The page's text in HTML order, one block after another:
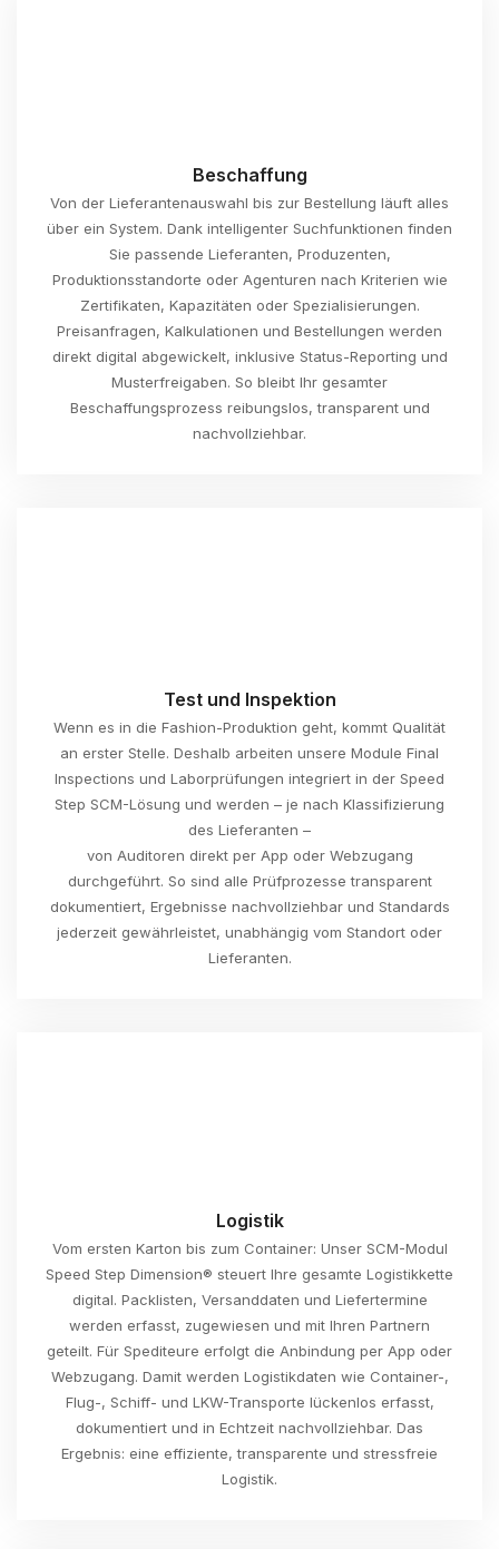
Beschaffung
Von der Lieferantenauswahl bis zur Bestellung läuft alles
über ein System. Dank intelligenter Suchfunktionen finden
Sie passende Lieferanten, Produzenten,
Produktionsstandorte oder Agenturen nach Kriterien wie
Zertifikaten, Kapazitäten oder Spezialisierungen.
Preisanfragen, Kalkulationen und Bestellungen werden
direkt digital abgewickelt, inklusive Status-Reporting und
Musterfreigaben. So bleibt Ihr gesamter
Beschaffungsprozess reibungslos, transparent und
nachvollziehbar.
Test und Inspektion
Wenn es in die Fashion-Produktion geht, kommt Qualität
an erster Stelle. Deshalb arbeiten unsere Module Final
Inspections und Laborprüfungen integriert in der Speed
Step SCM-Lösung und werden – je nach Klassifizierung
des Lieferanten –
von Auditoren direkt per App oder Webzugang
durchgeführt. So sind alle Prüfprozesse transparent
dokumentiert, Ergebnisse nachvollziehbar und Standards
jederzeit gewährleistet, unabhängig vom Standort oder
Lieferanten.
Logistik
Vom ersten Karton bis zum Container: Unser SCM-Modul
Speed Step Dimension® steuert Ihre gesamte Logistikkette
digital. Packlisten, Versanddaten und Liefertermine
werden erfasst, zugewiesen und mit Ihren Partnern
geteilt. Für Spediteure erfolgt die Anbindung per App oder
Webzugang. Damit werden Logistikdaten wie Container-,
Flug-, Schiff- und LKW-Transporte lückenlos erfasst,
dokumentiert und in Echtzeit nachvollziehbar. Das
Ergebnis: eine effiziente, transparente und stressfreie
Logistik.